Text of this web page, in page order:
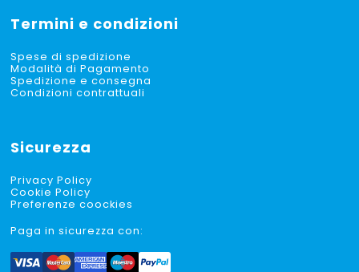
Termini e condizioni
Spese di spedizione
Modalità di Pagamento
Spedizione e consegna
Condizioni contrattuali
Sicurezza
Privacy Policy
Cookie Policy
Preferenze coockies
Paga in sicurezza con: